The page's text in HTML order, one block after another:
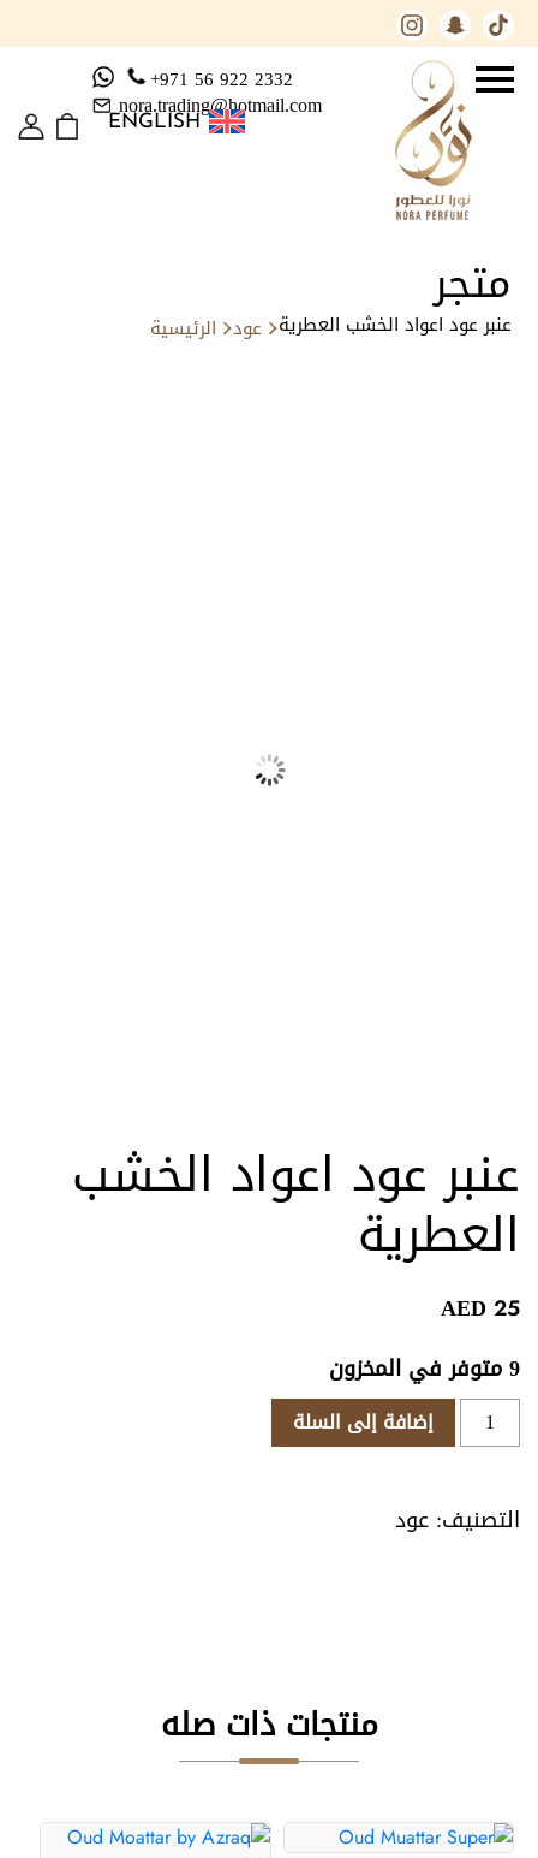
+971 56 922 2332
nora.trading@hotmail.com
ENGLISH
متجر
الرئيسية عود عنبر عود اعواد الخشب العطرية
عنبر عود اعواد الخشب
العطرية
AED 25
9 متوفر في المخزون
كمية
عنبر
الخشب
إضافة إلى السلة
التصنيف: عود
منتجات ذات صله